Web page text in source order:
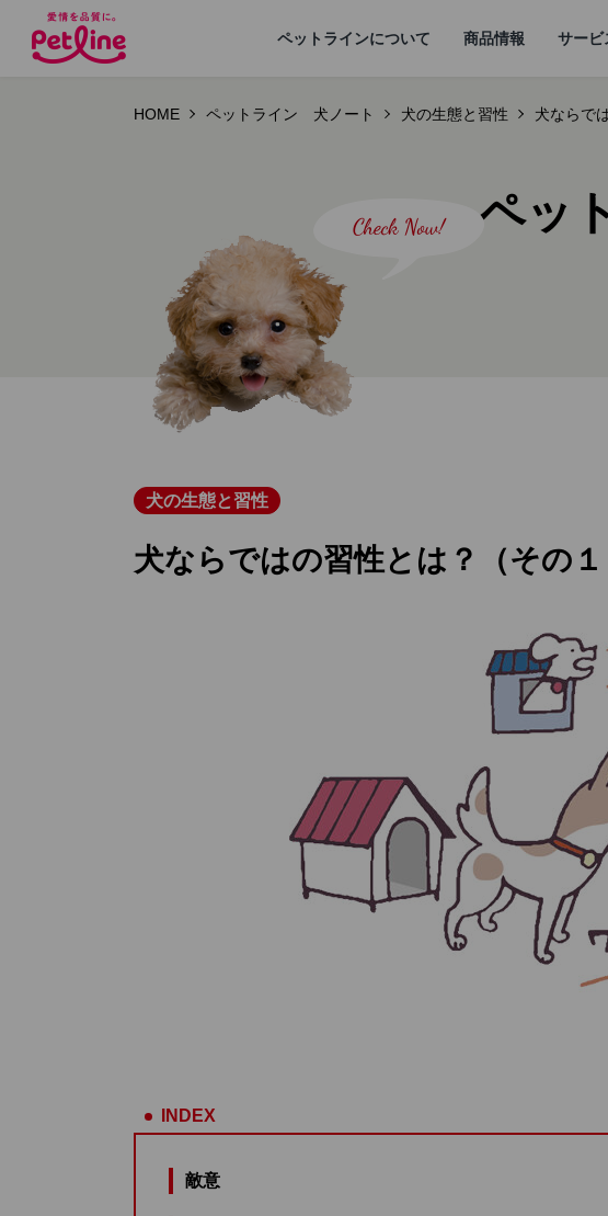
ペットラインについて
ペットラインが
商品情報
ドッグフード
サービ
犬ノート お役立ち情報
HOME ペットライン 犬ノート 犬の生態と習性 犬ならで
ペッ
犬の生態と習性
犬ならではの習性とは？（その１
INDEX
敵意